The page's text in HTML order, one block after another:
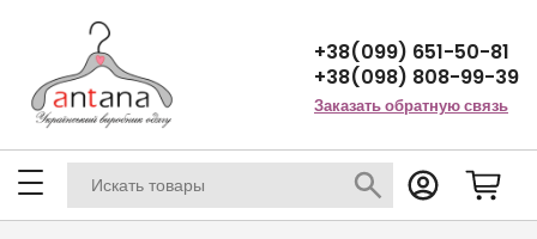
+38(099) 651-50-81
+38(098) 808-99-39
Заказать обратную связь